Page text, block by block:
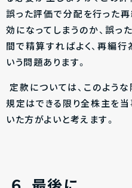
誤った評価で分配を行った
効になってしまうのか、誤
間で精算すればよく、再編
いう問題あります。
定款については、このよう
規定はできる限り全株主を
いた方がよいと考えます。